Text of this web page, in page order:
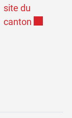
site du
canton